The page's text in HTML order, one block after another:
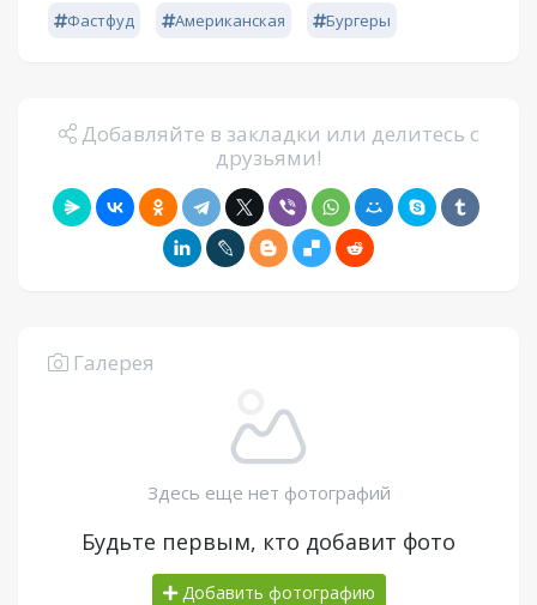
Фастфуд Американская Бургеры
Добавляйте в закладки или делитесь с
друзьями!
Галерея
Здесь еще нет фотографий
Будьте первым, кто добавит фото
Добавить фотографию